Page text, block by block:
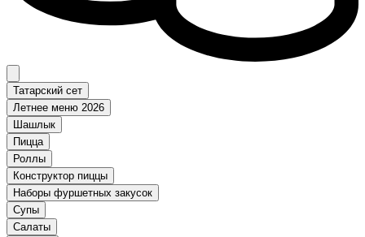
Татарский сет
Летнее меню 2026
Шашлык
Пицца
Роллы
Конструктор пиццы
Наборы фуршетных закусок
Супы
Салаты